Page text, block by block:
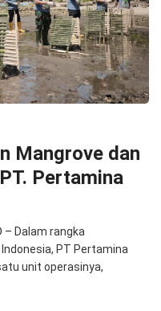
Mangrove dan
Pertamina
– Dalam rangka
PT Pertamina
unit operasinya,